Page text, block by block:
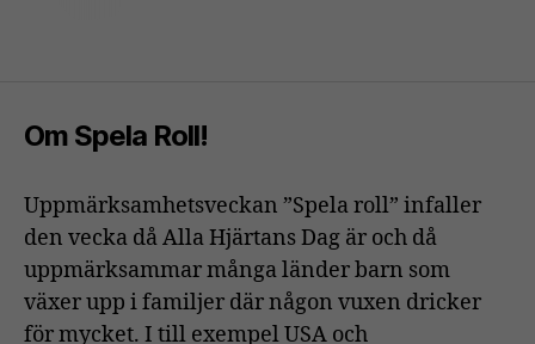
Om Spela Roll!
Uppmärksamhetsveckan ”Spela roll” infaller
den vecka då Alla Hjärtans Dag är och då
uppmärksammar många länder barn som
växer upp i familjer där någon vuxen dricker
för mycket. I till exempel USA och